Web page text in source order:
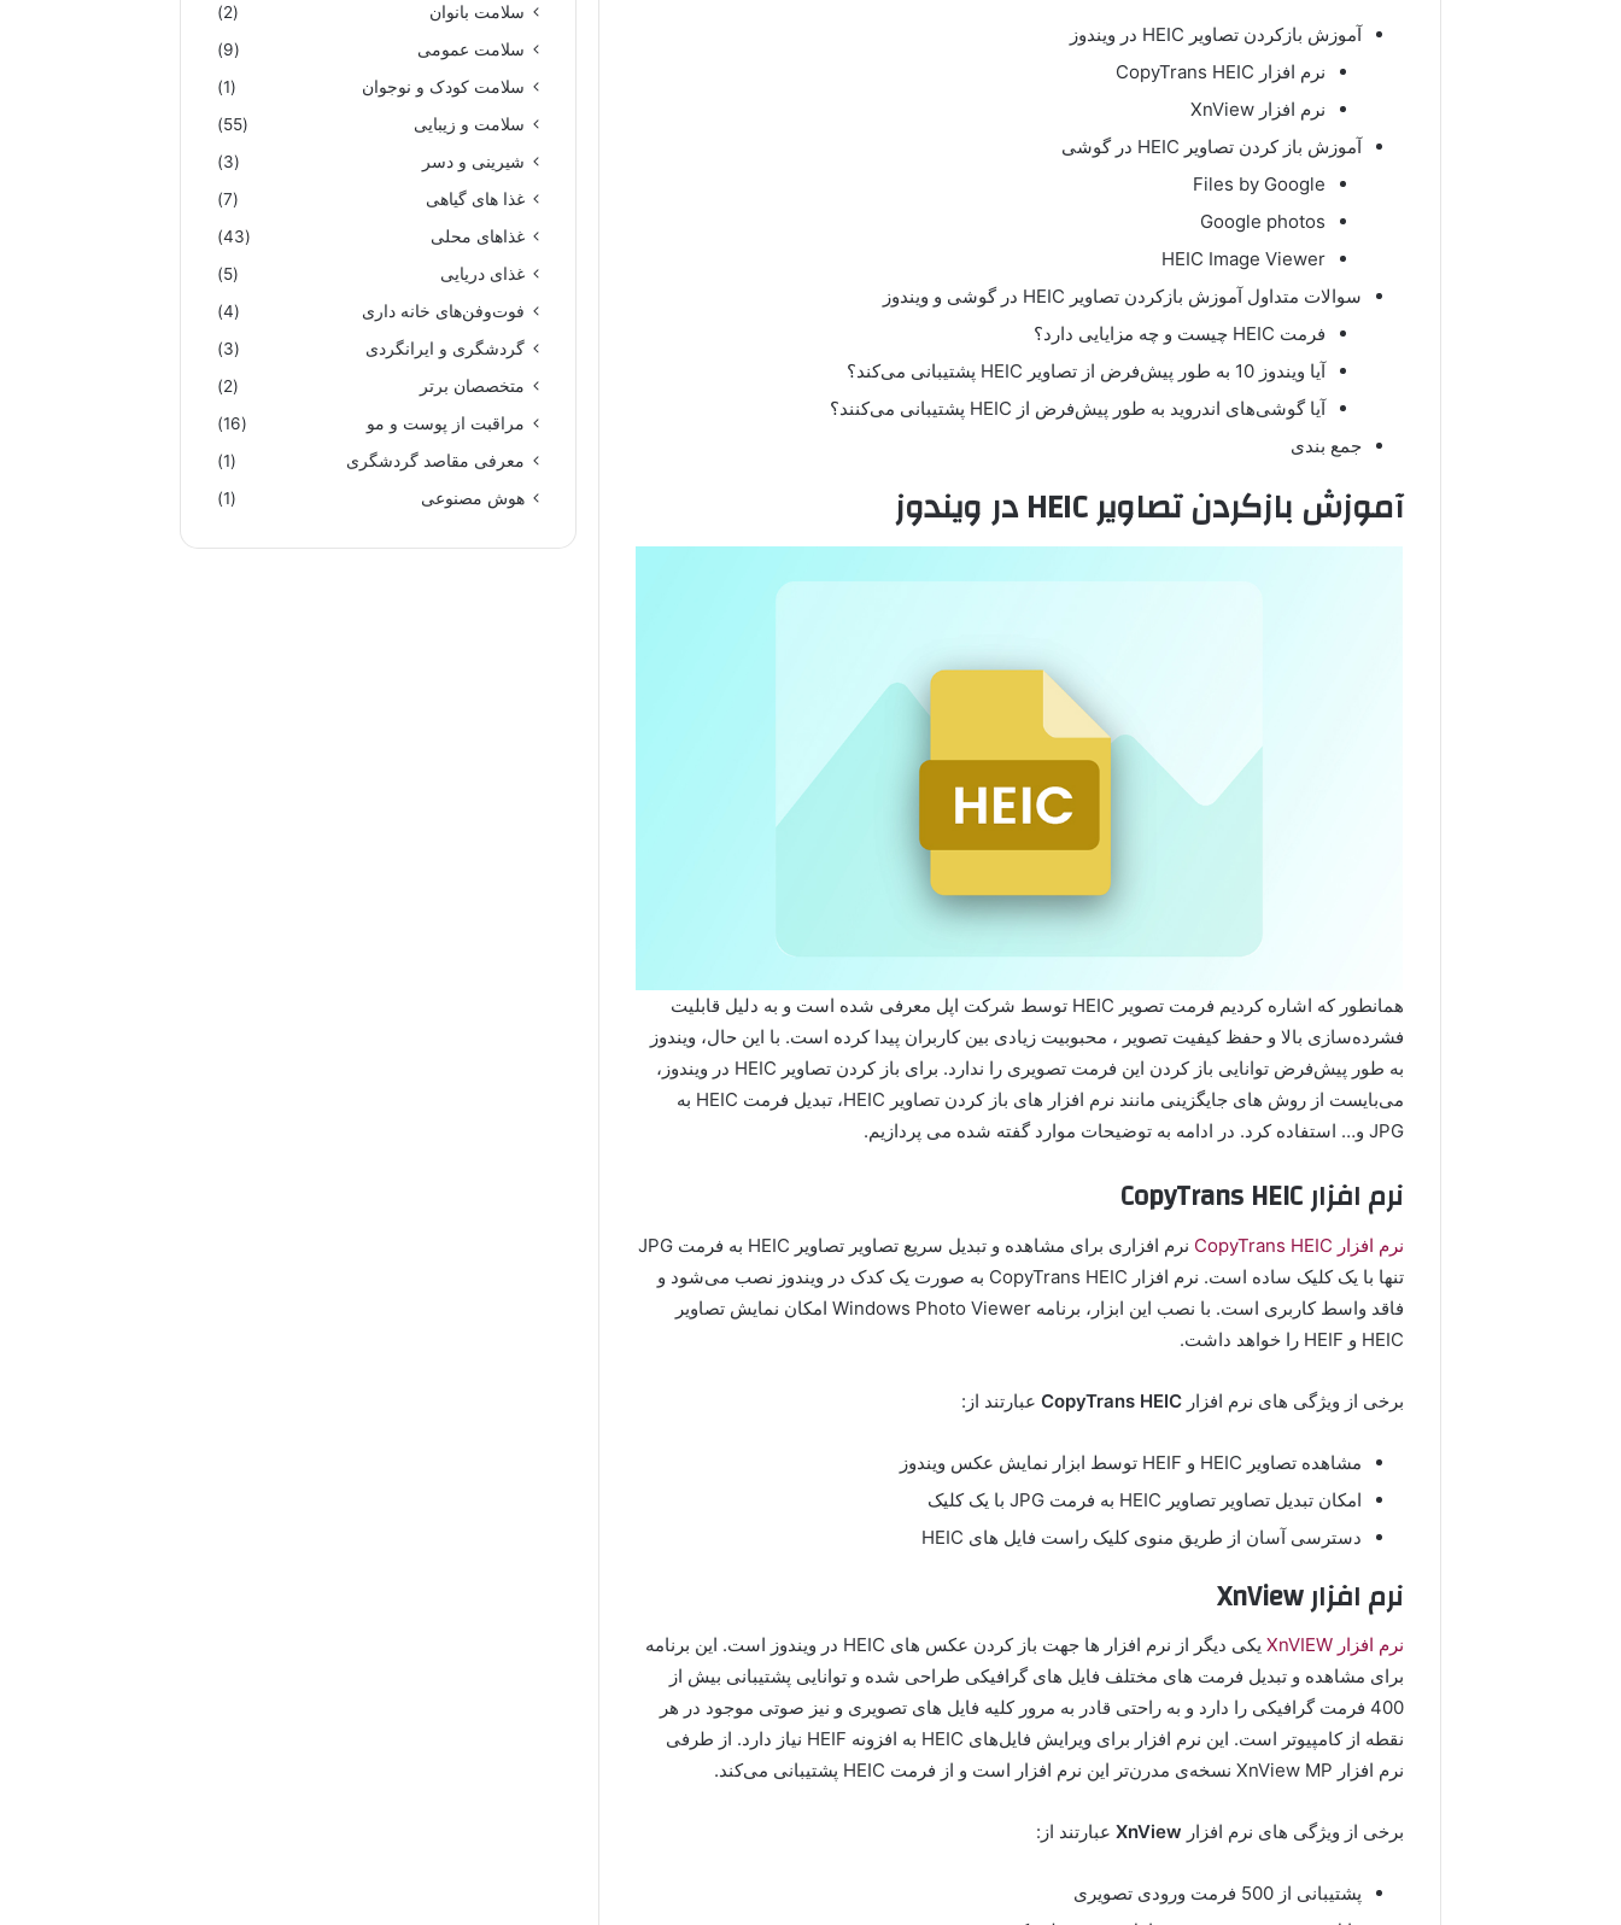
آموزش بازکردن تصاویر HEIC در ویندوز
نرم افزار CopyTrans HEIC
نرم افزار XnView
آموزش باز کردن تصاویر HEIC در گوشی
Files by Google
Google photos
HEIC Image Viewer
سوالات متداول آموزش بازکردن تصاویر HEIC در گوشی و ویندوز
فرمت HEIC چیست و چه مزایایی دارد؟
آیا ویندوز 10 به طور پیش‌فرض از تصاویر HEIC پشتیبانی می‌کند؟
آیا گوشی‌های اندروید به طور پیش‌فرض از HEIC پشتیبانی می‌کنند؟
جمع بندی
آموزش بازکردن تصاویر HEIC در ویندوز
همانطور که اشاره کردیم فرمت تصویر HEIC توسط شرکت اپل معرفی شده است و به دلیل قابلیت
فشرده‌سازی بالا و حفظ کیفیت تصویر ، محبوبیت زیادی بین کاربران پیدا کرده است. با این حال، ویندوز
به طور پیش‌فرض توانایی باز کردن این فرمت تصویری را ندارد. برای باز کردن تصاویر HEIC در ویندوز،
می‌بایست از روش های جایگزینی مانند نرم افزار های باز کردن تصاویر HEIC، تبدیل فرمت HEIC به
JPG و… استفاده کرد. در ادامه به توضیحات موارد گفته شده می پردازیم.
نرم افزار CopyTrans HEIC
نرم افزار CopyTrans HEIC
نرم افزاری برای مشاهده و تبدیل سریع تصاویر تصاویر HEIC به فرمت JPG
تنها با یک کلیک ساده است. نرم افزار CopyTrans HEIC به صورت یک کدک در ویندوز نصب می‌شود و
فاقد واسط کاربری است. با نصب این ابزار، برنامه Windows Photo Viewer امکان نمایش تصاویر
HEIC و HEIF را خواهد داشت.
برخی از ویژگی های نرم افزارCopyTrans HEIC عبارتند از:
مشاهده تصاویر HEIC و HEIF توسط ابزار نمایش عکس ویندوز
امکان تبدیل تصاویر تصاویر HEIC به فرمت JPG با یک کلیک
دسترسی آسان از طریق منوی کلیک راست فایل های HEIC
نرم افزار XnView
نرم افزار XnVIEW
یکی دیگر از نرم افزار ها جهت باز کردن عکس های HEIC در ویندوز است. این برنامه
برای مشاهده و تبدیل فرمت های مختلف فایل های گرافیکی طراحی شده و توانایی پشتیبانی بیش از
400 فرمت گرافیکی را دارد و به راحتی قادر به مرور کلیه فایل های تصویری و نیز صوتی موجود در هر
نقطه از کامپیوتر است. این نرم افزار برای ویرایش فایل‌های HEIC به افزونه HEIF نیاز دارد. از طرفی
نرم افزار XnView MP نسخه‌ی مدرن‌تر این نرم افزار است و از فرمت HEIC پشتیبانی می‌کند.
برخی از ویژگی های نرم افزار XnView عبارتند از:
پشتیبانی از 500 فرمت ورودی تصویری
سلامت بانوان
(2)
سلامت عمومی
(9)
سلامت کودک و نوجوان
(1)
سلامت و زیبایی
(55)
شیرینی و دسر
(3)
غذا های گیاهی
(7)
غذاهای محلی
(43)
غذای دریایی
(5)
فوت‌وفن‌های خانه داری
(4)
گردشگری و ایرانگردی
(3)
متخصصان برتر
(2)
مراقبت از پوست و مو
(16)
معرفی مقاصد گردشگری
(1)
هوش مصنوعی
(1)